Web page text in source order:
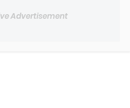
Advertisement